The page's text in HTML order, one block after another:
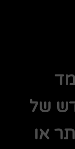
של
או